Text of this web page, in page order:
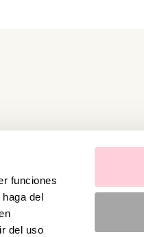
funciones
del
del uso